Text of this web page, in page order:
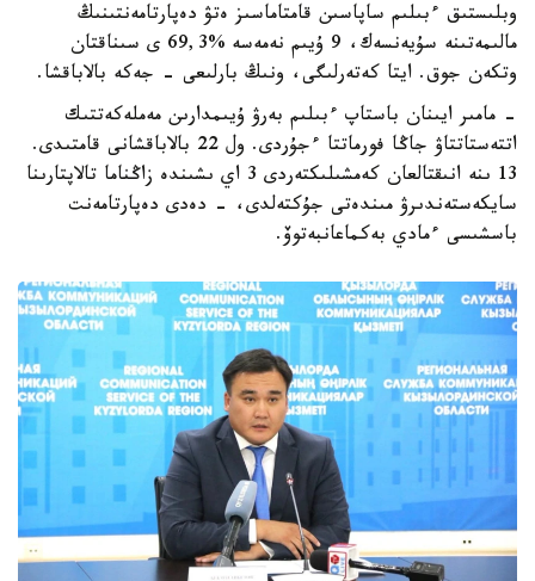
وبلىستىق ءبىلىم ساپاسىن قامتاماسىز ەتۋ دەپارتامەنتىنىڭ
مالىمەتىنە سۇيەنسەك، 9 ۇيىم نەمەسە %69,3 ى سىناقتان
وتكەن جوق. ايتا كەتەرلىگى، ونىڭ بارلىعى - جەكە بالاباقشا.
- مامىر ايىنان باستاپ ءبىلىم بەرۋ ۇيىمدارىن مەملەكەتتىك
اتتەستاتتاۋ جاڭا فورماتتا ءجۇردى. ول 22 بالاباقشانى قامتىدى.
13 ىنە انىقتالعان كەمشىلىكتەردى 3 اي ىشىندە زاڭناما تالاپتارىنا
سايكەستەندىرۋ مىندەتى جۇكتەلدى، - دەدى دەپارتامەنت
باسشىسى ءمادي بەكماعانبەتوۆ.